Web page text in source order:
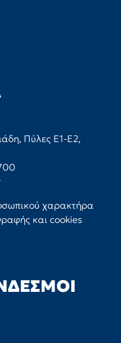
Πύλες Ε1-Ε2,
χαρακτήρα
και cookies